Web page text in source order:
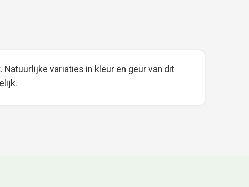
Natuurlijke variaties in kleur en geur van dit